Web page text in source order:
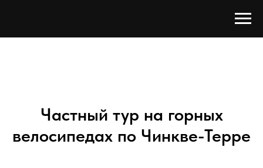
Частный тур на горных
велосипедах по Чинкве-Терре